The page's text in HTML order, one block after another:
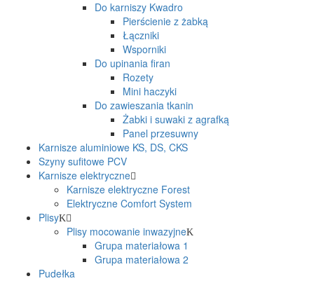
Do karniszy Kwadro
Pierścienie z żabką
Łączniki
Wsporniki
Do upinania firan
Rozety
Mini haczyki
Do zawieszania tkanin
Żabki i suwaki z agrafką
Panel przesuwny
Karnisze aluminiowe KS, DS, CKS
Szyny sufitowe PCV
Karnisze elektryczne
Karnisze elektryczne Forest
Elektryczne Comfort System
Plisy
Plisy mocowanie inwazyjne
Grupa materiałowa 1
Grupa materiałowa 2
Pudełka